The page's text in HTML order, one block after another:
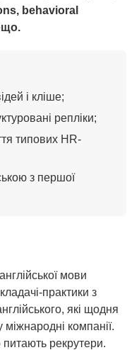
behavioral
і кліше;
репліки;
типових HR-
з першої
мови
практики з
які щодня
міжнародні компанії.
рекрутери.